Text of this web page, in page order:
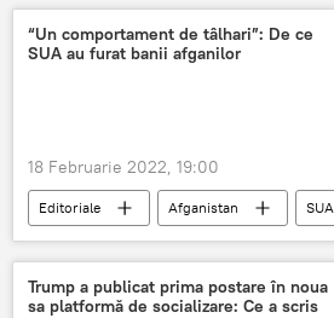
Știri din Moldova
“Un comportament de tâlhari”: De ce
SUA au furat banii afganilor
18 Februarie 2022, 19:00
Editoriale Afganistan SUA
Trump a publicat prima postare în noua
sa platformă de socializare: Ce a scris